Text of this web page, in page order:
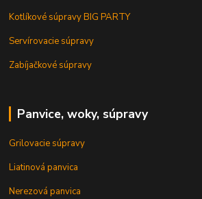
Kotlíkové súpravy BIG PARTY
Servírovacie súpravy
Zabíjačkové súpravy
Panvice, woky, súpravy
Grilovacie súpravy
Liatinová panvica
Nerezová panvica